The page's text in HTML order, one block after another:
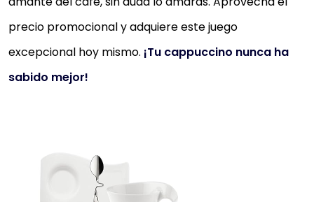
precio promocional y adquiere este juego
excepcional hoy mismo. ¡Tu cappuccino nunca ha
sabido mejor!